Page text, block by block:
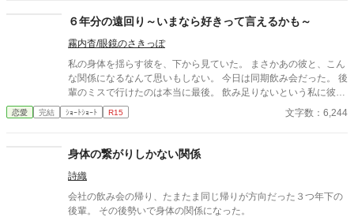
６年分の遠回り～いまなら好きって言えるかも～
霧内杳/眼鏡のさきっぽ
私の身体を揺らす彼を、下から見ていた。 まさかあの彼と、こん
な関係になるなんて思いもしない。 今日は同期飲み会だった。 後
輩のミスで行けたのは本当に最後。 飲み足りないという私に彼は
付き合ってくれた。 彼とは入社当時、部署は違ったが同じ仕事に
携わっていた。 きっとあの頃のわたしは、彼が好きだったんだと
のせいで、その一線は越えられなかった。 でも、あれから変わっ
た私なら……。 ****** 2021/05/29 公開 ****** 表紙 いもこは妹
pixivID:11163077
恋愛 完結 ｼｮｰﾄｼｮｰﾄ R15 文字数：6,244
身体の繋がりしかない関係
詩織
会社の飲み会の帰り、たまたま同じ帰りが方向だった３つ年下の
後輩。 その後勢いで身体の関係になった。